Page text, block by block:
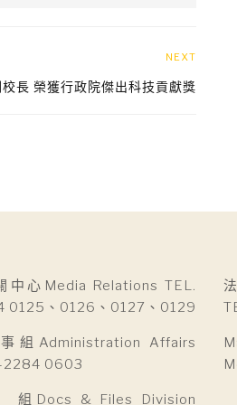
NEXT
長 榮獲行政院傑出科技貢獻獎
中心Media Relations TEL.
0125、0126、0127、0129
組Administration Affairs
2284 0603
Docs & Files Division